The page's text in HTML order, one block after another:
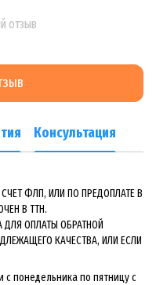
отзыв
Консультация
ФЛП, ИЛИ ПО ПРЕДОПЛАТЕ В
В ТТН.
ОПЛАТЫ ОБРАТНОЙ
КАЧЕСТВА, ИЛИ ЕСЛИ
понедельника по пятницу с